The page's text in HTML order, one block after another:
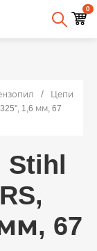
0
Цепи
1,6 мм, 67
67